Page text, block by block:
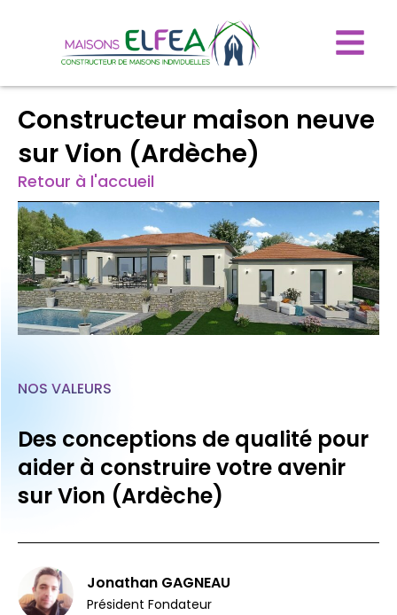
Constructeur maison neuve
sur Vion (Ardèche)
Retour à l'accueil
NOS VALEURS
Des conceptions de qualité pour
aider à construire votre avenir
sur Vion (Ardèche)
Jonathan GAGNEAU
Président Fondateur